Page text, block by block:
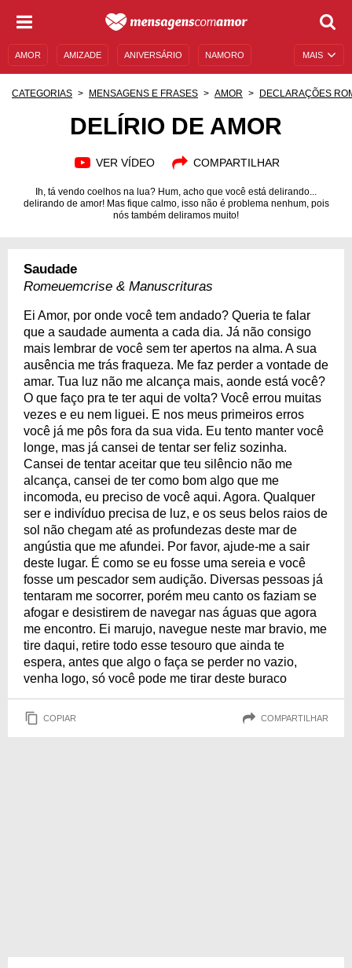
MAIS
AMOR AMIZADE ANIVERSÁRIO NAMORO
CATEGORIAS MENSAGENS E FRASES AMOR DECLARAÇÕES
DELÍRIO DE AMOR
VER VÍDEO COMPARTILHAR
Ih, tá vendo coelhos na lua? Hum, acho que você está delirando...
delirando de amor! Mas fique calmo, isso não é problema nenhum, pois
nós também deliramos muito!
Saudade
Romeuemcrise & Manuscrituras
Ei Amor, por onde você tem andado? Queria te falar
que a saudade aumenta a cada dia. Já não consigo
mais lembrar de você sem ter apertos na alma. A sua
ausência me trás fraqueza. Me faz perder a vontade de
amar. Tua luz não me alcança mais, aonde está você?
O que faço pra te ter aqui de volta? Você errou muitas
vezes e eu nem liguei. E nos meus primeiros erros
você já me pôs fora da sua vida. Eu tento manter você
longe, mas já cansei de tentar ser feliz sozinha.
Cansei de tentar aceitar que teu silêncio não me
alcança, cansei de ter como bom algo que me
incomoda, eu preciso de você aqui. Agora. Qualquer
ser e indivíduo precisa de luz, e os seus belos raios de
sol não chegam até as profundezas deste mar de
angústia que me afundei. Por favor, ajude-me a sair
deste lugar. É como se eu fosse uma sereia e você
fosse um pescador sem audição. Diversas pessoas já
tentaram me socorrer, porém meu canto os faziam se
afogar e desistirem de navegar nas águas que agora
me encontro. Ei marujo, navegue neste mar bravio, me
tire daqui, retire todo esse tesouro que ainda te
espera, antes que algo o faça se perder no vazio,
venha logo, só você pode me tirar deste buraco
COPIAR COMPARTILHAR